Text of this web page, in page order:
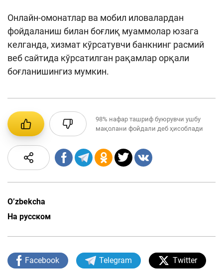
Онлайн-омонатлар ва мобил иловалардан
фойдаланиш билан боғлиқ муаммолар юзага
келганда, хизмат кўрсатувчи банкнинг расмий
веб сайтида кўрсатилган рақамлар орқали
боғланишингиз мумкин.
98% нафар ташриф буюрувчи ушбу
мақолани фойдали деб ҳисоблади
O’zbekcha
На русском
Facebook Telegram Twitter